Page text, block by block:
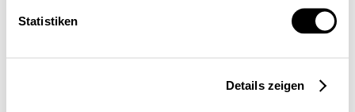
Statistiken
Details zeigen